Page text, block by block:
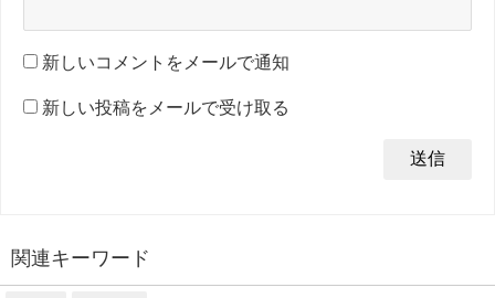
新しいコメントをメールで通知
新しい投稿をメールで受け取る
関連キーワード